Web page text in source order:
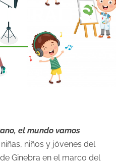
7, 2020
el mundo vamos
niños y jóvenes del
Ginebra en el marco del